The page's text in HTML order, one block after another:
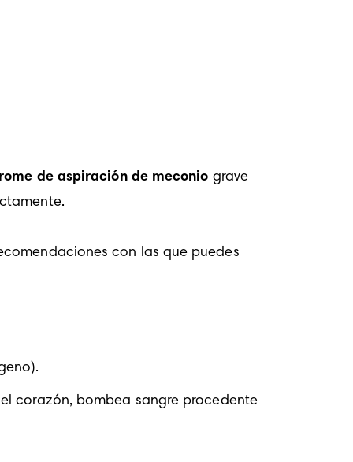
de aspiración de meconio grave
con las que puedes
corazón, bombea sangre procedente